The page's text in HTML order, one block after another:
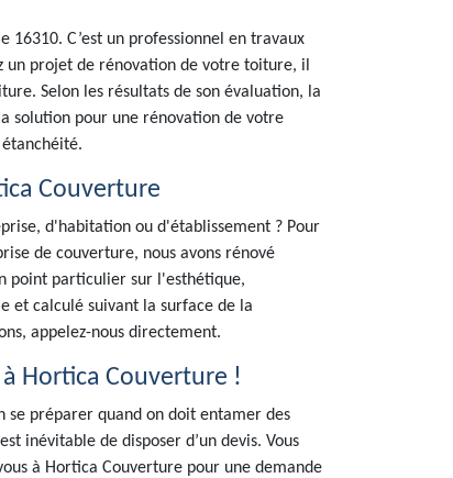
16310. C’est un professionnel en travaux
un projet de rénovation de votre toiture, il
Selon les résultats de son évaluation, la
solution pour une rénovation de votre
Couverture
d'habitation ou d'établissement ? Pour
de couverture, nous avons rénové
point particulier sur l'esthétique,
et calculé suivant la surface de la
appelez-nous directement.
Hortica Couverture !
se préparer quand on doit entamer des
inévitable de disposer d’un devis. Vous
à Hortica Couverture pour une demande